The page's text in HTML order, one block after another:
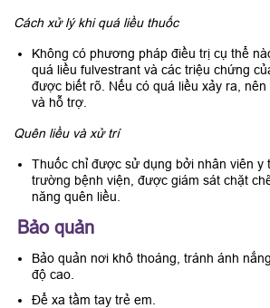
Cách xử lý khi quá liều thuốc
Không có phương pháp điều trị cụ thể
quá liều fulvestrant và các triệu chứng
được biết rõ. Nếu có quá liều xảy ra,
và hỗ trợ.
Quên liều và xử trí
Thuốc chỉ được sử dụng bởi nhân viên y
trường bệnh viện, được giám sát chặt
năng quên liều.
Bảo quản
Bảo quản nơi khô thoáng, tránh ánh
độ cao.
Để xa tầm tay trẻ em.